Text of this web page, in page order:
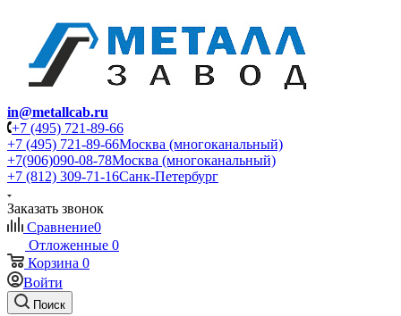
in@metallcab.ru
+7 (495) 721-89-66
+7 (495) 721-89-66Москва (многоканальный)
+7(906)090-08-78Москва (многоканальный)
+7 (812) 309-71-16Санк-Петербург
Заказать звонок
Сравнение0
Отложенные 0
Корзина 0
Войти
Поиск